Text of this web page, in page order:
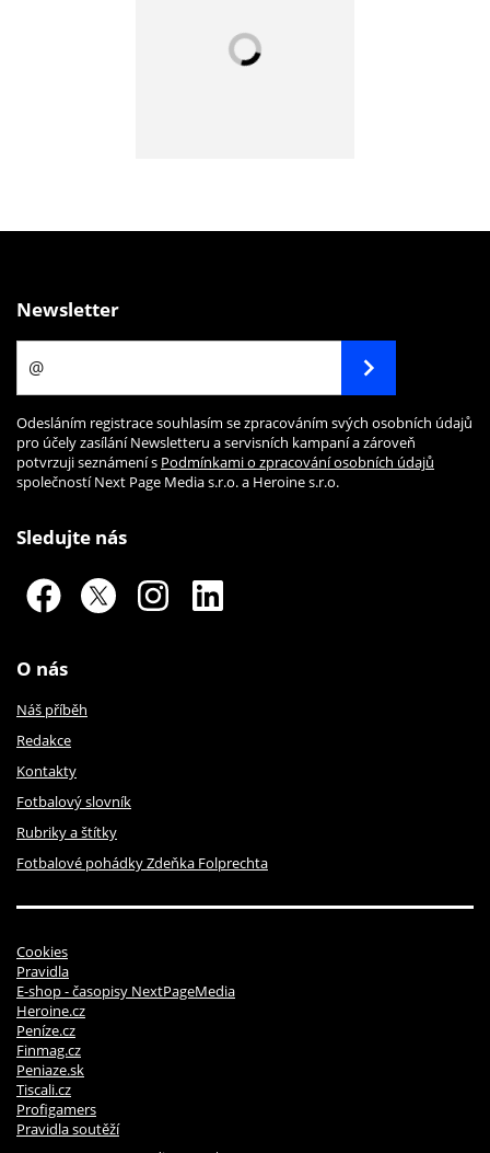
Newsletter
Odesláním registrace souhlasím se zpracováním svých osobních údajů
pro účely zasílání Newsletteru a servisních kampaní a zároveň
potvrzuji seznámení s Podmínkami o zpracování osobních údajů
společností Next Page Media s.r.o. a Heroine s.r.o.
Sledujte nás
O nás
Náš příběh
Redakce
Kontakty
Fotbalový slovník
Rubriky a štítky
Fotbalové pohádky Zdeňka Folprechta
Cookies
Pravidla
E-shop - časopisy NextPageMedia
Heroine.cz
Peníze.cz
Finmag.cz
Peniaze.sk
Tiscali.cz
Profigamers
Pravidla soutěží